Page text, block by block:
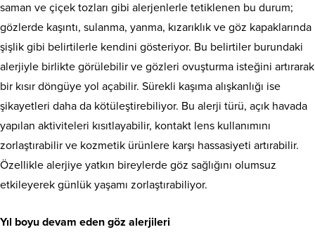
saman ve çiçek tozları gibi alerjenlerle tetiklenen bu durum;
gözlerde kaşıntı, sulanma, yanma, kızarıklık ve göz kapaklarında
şişlik gibi belirtilerle kendini gösteriyor. Bu belirtiler burundaki
alerjiyle birlikte görülebilir ve gözleri ovuşturma isteğini artırarak
bir kısır döngüye yol açabilir. Sürekli kaşıma alışkanlığı ise
şikayetleri daha da kötüleştirebiliyor. Bu alerji türü, açık havada
yapılan aktiviteleri kısıtlayabilir, kontakt lens kullanımını
zorlaştırabilir ve kozmetik ürünlere karşı hassasiyeti artırabilir.
Özellikle alerjiye yatkın bireylerde göz sağlığını olumsuz
etkileyerek günlük yaşamı zorlaştırabiliyor.
Yıl boyu devam eden göz alerjileri